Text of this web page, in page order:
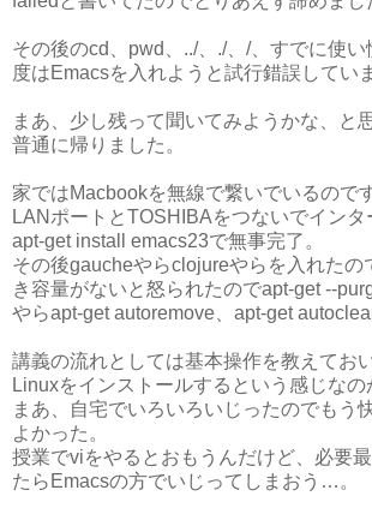
その後のcd、pwd、../、./、/、すでに使
度はEmacsを入れようと試行錯誤してい
まあ、少し残って聞いてみようかな、と
普通に帰りました。
家ではMacbookを無線で繋いでいるので
LANポートとTOSHIBAをつないでインタ
apt-get install emacs23で無事完了。
その後gaucheやらclojureやらを入れたの
き容量がないと怒られたのでapt-get --
やらapt-get autoremove、apt-get
講義の流れとしては基本操作を教えてお
Linuxをインストールするという感じなの
まあ、自宅でいろいろいじったのでもう
よかった。
授業でviをやるとおもうんだけど、必要
たらEmacsの方でいじってしまおう…。